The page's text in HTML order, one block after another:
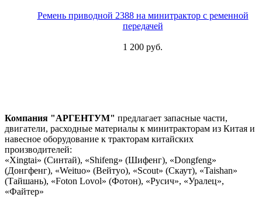
Ремень приводной 2388 на минитрактор с ременной
передачей
1 200 руб.
Компания "АРГЕНТУМ" предлагает запасные части,
двигатели, расходные материалы к минитракторам из Китая и
навесное оборудование к тракторам китайских
производителей:
«Xingtai» (Синтай), «Shifeng» (Шифенг), «Dongfeng»
(Донгфенг), «Weituo» (Вейтуо), «Scout» (Скаут), «Taishan»
(Тайшань), «Foton Lovol» (Фотон), «Русич», «Уралец»,
«Файтер»